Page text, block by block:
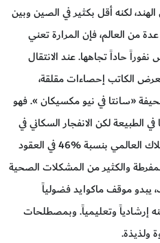
لكنه أقل بكثير في الصين وبين
من العالم، فإن المرارة تعني
حاداً تجاهها. عند الانتقال
الكاتب إحصاءات مقلقة،
«سانتا في نيو مكسيكان ». فهو
الطبيعة لكن الانفجار السكاني في
مناطق زراعة السكر رفع الاستهلاك العالمي بنسبة %46 في العقود
والكثير من المشكلات الصحية
يبدو موقف ماكوايد فضولياً
إرشادياً وتعليمياً. وبمصطلحات
ولذيذة.